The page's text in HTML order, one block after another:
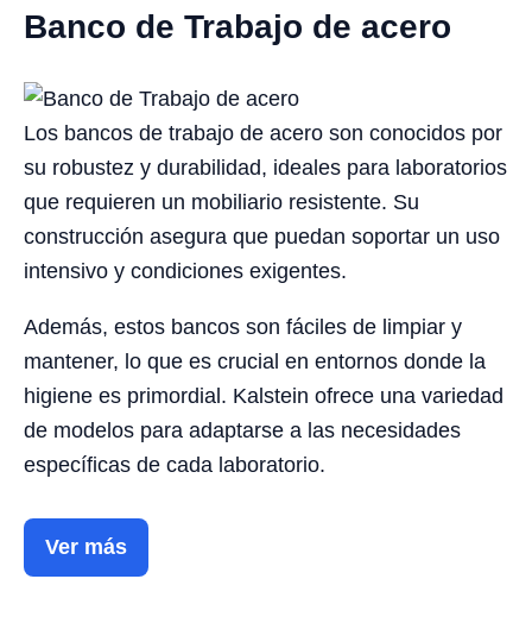
Banco de Trabajo de acero
Los bancos de trabajo de acero son conocidos por
su robustez y durabilidad, ideales para laboratorios
que requieren un mobiliario resistente. Su
construcción asegura que puedan soportar un uso
intensivo y condiciones exigentes.
Además, estos bancos son fáciles de limpiar y
mantener, lo que es crucial en entornos donde la
higiene es primordial. Kalstein ofrece una variedad
de modelos para adaptarse a las necesidades
específicas de cada laboratorio.
Ver más